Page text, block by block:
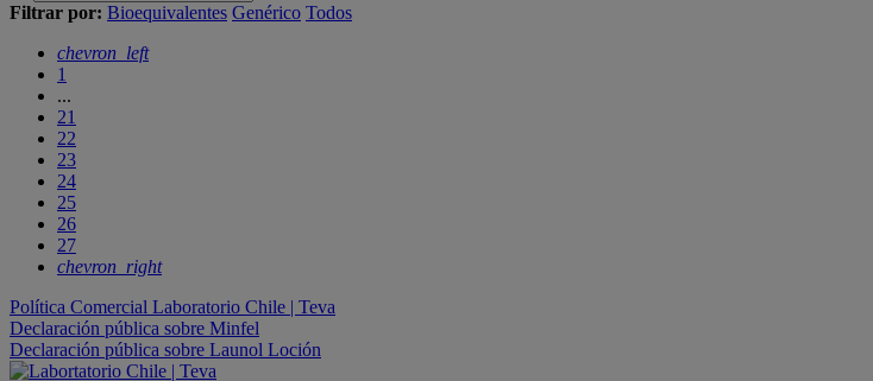
Filtrar por: Bioequivalentes Genérico Todos
chevron_left
1
...
21
22
23
24
25
26
27
chevron_right
Política Comercial Laboratorio Chile | Teva
Declaración pública sobre Minfel
Declaración pública sobre Launol Loción